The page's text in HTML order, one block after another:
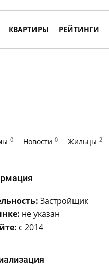
КВАРТИРЫ РЕЙТИНГИ
0 Новости 0 Жильцы 2
Застройщик
не указан
с 2014